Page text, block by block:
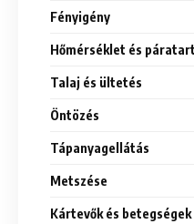
Fényigény
Hőmérséklet és
Talaj és ültetés
Öntözés
Tápanyagellátás
Metszése
Kártevők és betegségek